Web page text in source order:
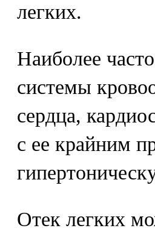
легких.
Наиболее
системы
сердца,
с ее крайним
Отек легких